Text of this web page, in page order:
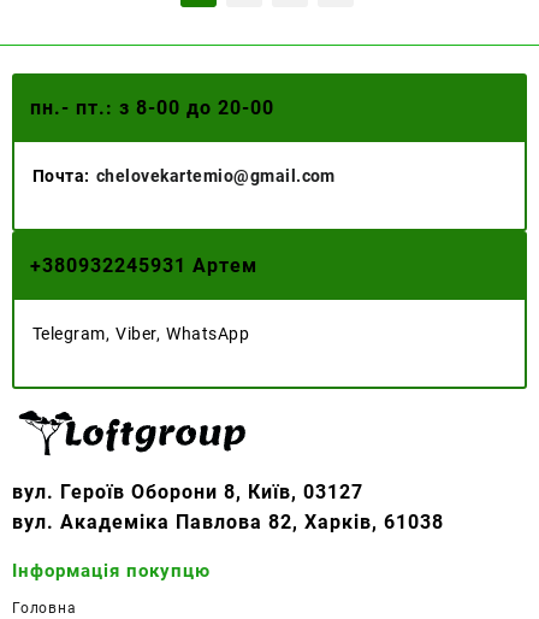
варіантів.
вибрати
на
сторінці
варіантів.
на
пн.- пт.: з 8-00 до 20-00
Почта: chelovekartemio@gmail.com
+380932245931 Артем
Telegram, Viber, WhatsApp
вул. Героїв Оборони 8, Київ, 03127
вул. Академіка Павлова 82, Харків, 61038
Інформація покупцю
Головна